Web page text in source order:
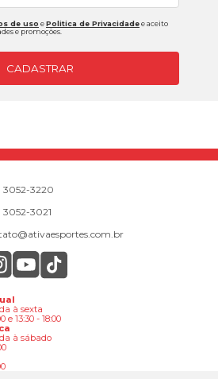
de uso ePolitica de Privacidadee aceito
e promoções.
CADASTRAR
3052-3220
3052-3021
à sexta
e 13:30 - 18:00
à sábado